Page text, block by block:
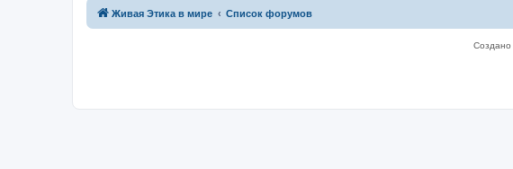
Живая Этика в мире Список форумов
Создано